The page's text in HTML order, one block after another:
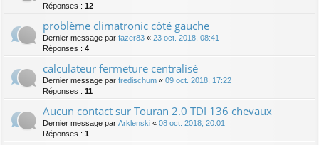
Réponses : 12
problème climatronic côté gauche
Dernier message par fazer83 « 23 oct. 2018, 08:41
Réponses : 4
calculateur fermeture centralisé
Dernier message par fredischum « 09 oct. 2018, 17:22
Réponses : 11
Aucun contact sur Touran 2.0 TDI 136 chevaux
Dernier message par Arklenski « 08 oct. 2018, 20:01
Réponses : 1